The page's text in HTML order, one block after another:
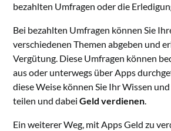
bezahlten Umfragen oder die
Bei bezahlten Umfragen können Sie
verschiedenen Themen abgeben und
Vergütung. Diese Umfragen können
aus oder unterwegs über Apps
diese Weise können Sie Ihr Wissen
teilen und dabeiGeld verdienen.
Ein weiterer Weg, mit Apps Geld zu